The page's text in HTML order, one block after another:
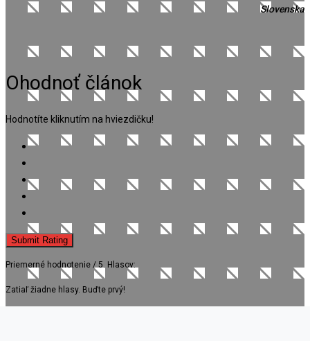
Slovenska
Ohodnoť článok
Hodnotíte kliknutím na hviezdičku!
Submit Rating
Priemerné hodnotenie / 5. Hlasov:
Zatiaľ žiadne hlasy. Buďte prvý!